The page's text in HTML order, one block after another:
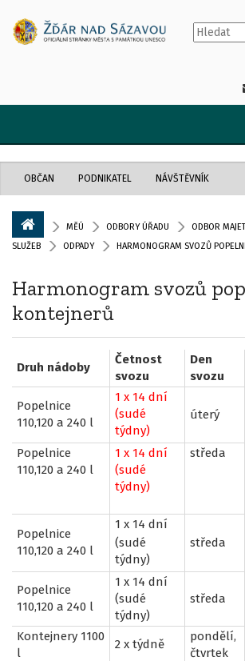
OBČAN PODNIKATEL NÁVŠTĚVNÍK
MĚÚ ODBORY ÚŘADU
ODBOR
SLUŽEB
ODPADY HARMONOGRAM SVOZŮ
Harmonogram svozů
kontejnerů
Druh nádoby
Četnost
svozu
Den
svozu
Popelnice
110,120 a 240 l
1 x 14 dní
(sudé
týdny)
úterý
Popelnice
110,120 a 240 l
1 x 14 dní
(sudé
týdny)
středa
Popelnice
110,120 a 240 l
1 x 14 dní
(sudé
týdny)
středa
Popelnice
110,120 a 240 l
1 x 14 dní
(sudé
týdny)
středa
Kontejnery 1100
l
2 x týdně
pondělí,
čtvrtek